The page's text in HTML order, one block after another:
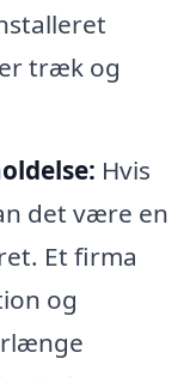
træk og
Hvis
det være en
Et firma
og